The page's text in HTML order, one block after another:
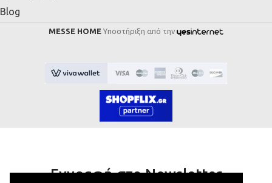
Blog
MESSE HOME Υποστήριξη από την
Εγγραφή στο Newsletter